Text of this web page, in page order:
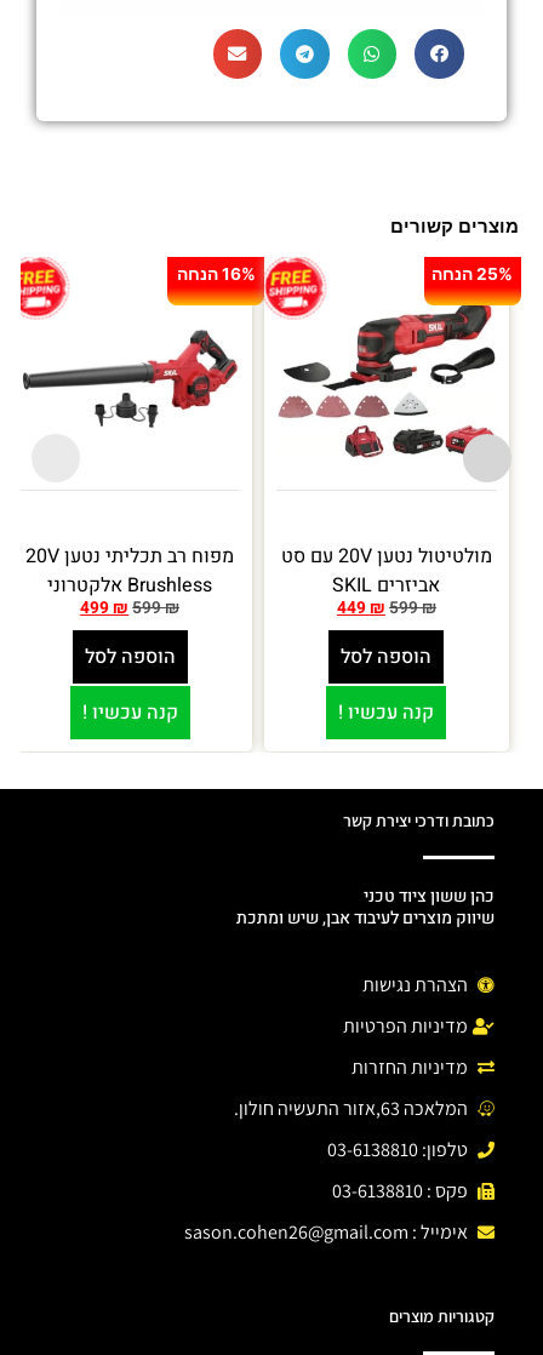
מוצרים קשורים
16% הנחה
מפוח רב תכליתי נטען 20V
Brushless אלקטרוני
599₪
499₪
הוספה לסל
קנה עכשיו !
25% הנחה
מולטיטול נטען 20V עם סט
אביזרים SKIL
599₪
449₪
הוספה לסל
קנה עכשיו !
כתובת ודרכי יצירת קשר
כהן ששון ציוד טכני
שיווק מוצרים לעיבוד אבן, שיש ומתכת
הצהרת נגישות
מדיניות הפרטיות
מדיניות החזרות
המלאכה 63,אזור התעשיה חולון.
טלפון: 03-6138810
פקס : 03-6138810
אימייל : sason.cohen26@gmail.com
קטגוריות מוצרים